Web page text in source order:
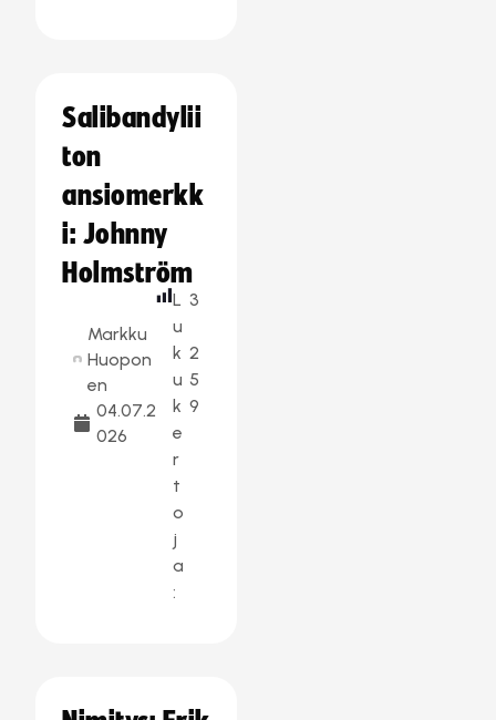
Salibandylii
ton
ansiomerkk
i: Johnny
Holmström
Markku
Huopon
en
04.07.2
026
L
u
k
u
k
e
r
t
o
j
a
:
3
2
5
9